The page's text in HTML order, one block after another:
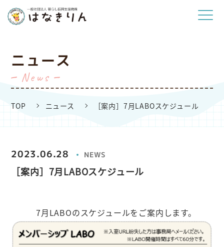
ニュース
News
TOP ニュース ［案内］7月LABOスケジュール
2023.06.28 NEWS
［案内］7月LABOスケジュール
7月LABOのスケジュールをご案内します。